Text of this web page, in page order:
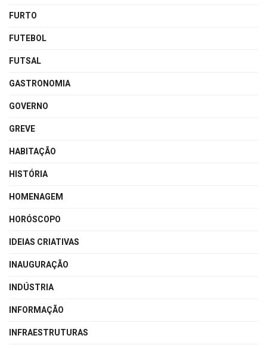
FURTO
FUTEBOL
FUTSAL
GASTRONOMIA
GOVERNO
GREVE
HABITAÇÃO
HISTÓRIA
HOMENAGEM
HORÓSCOPO
IDEIAS CRIATIVAS
INAUGURAÇÃO
INDÚSTRIA
INFORMAÇÃO
INFRAESTRUTURAS